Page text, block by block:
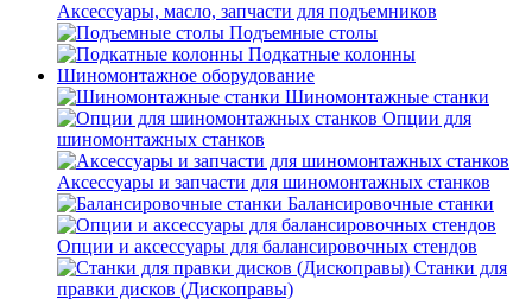
Аксессуары, масло, запчасти для подъемников
Подъемные столы
Подкатные колонны
Шиномонтажное оборудование
Шиномонтажные станки
Опции для
шиномонтажных станков
Аксессуары и запчасти для шиномонтажных станков
Балансировочные станки
Опции и аксессуары для балансировочных стендов
Станки для
правки дисков (Дископравы)